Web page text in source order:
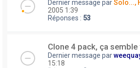
Dernier message parSolo...,
2005 1:39
Réponses : 53
Clone 4 pack, ça
Dernier message par
15:18